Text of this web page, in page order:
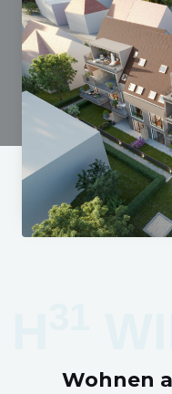
Wohnen